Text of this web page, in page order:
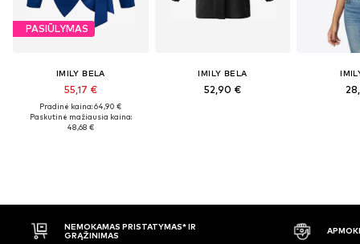
PASIŪLYMAS
IMILY BELA
55,17 €
Pradinė kaina: 64,90 €
Paskutinė mažiausia kaina:
48,68 €
IMILY BELA
52,90 €
APMOKĖJIMAS PRISTAČIUS 30